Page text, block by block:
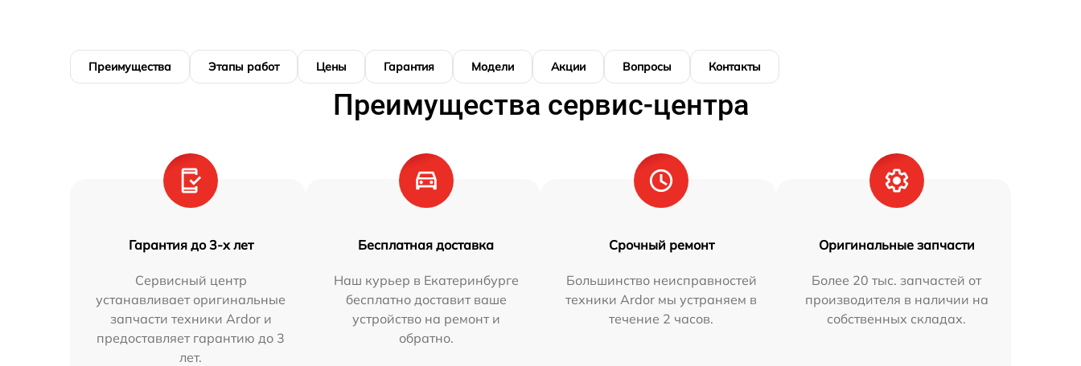
Преимущества Этапы работ Цены Гарантия Модели Акции Вопросы Контакты
Преимущества сервис-центра
Гарантия до 3-х лет
Сервисный центр
устанавливает оригинальные
запчасти техники Ardor и
предоставляет гарантию до 3
лет.
Бесплатная доставка
Наш курьер в Екатеринбурге
бесплатно доставит ваше
устройство на ремонт и
обратно.
Срочный ремонт
Большинство неисправностей
техники Ardor мы устраняем в
течение 2 часов.
Оригинальные запчасти
Более 20 тыс. запчастей от
производителя в наличии на
собственных складах.